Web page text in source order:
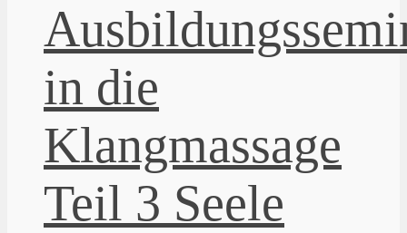
in die
Klangmassage
Teil 3 Seele